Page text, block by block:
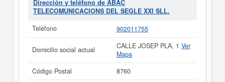
Dirección y teléfono de ABAC
TELECOMUNICACIONS DEL SEGLE XXI SLL.
Teléfono
902011755
Domicilio social actual CALLE JOSEP PLA, 1 Ver
Mapa
Código Postal
8760